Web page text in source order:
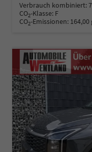
Verbrauch kombiniert:
CO2-Klasse: F
CO2-Emissionen: